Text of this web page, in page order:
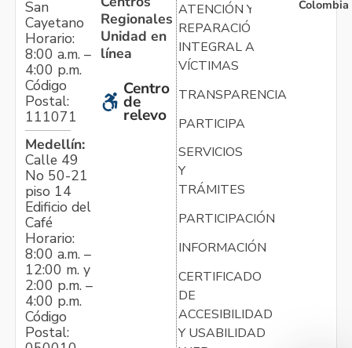
San
Cayetano
Horario:
8:00 a.m. –
4:00 p.m.
Código
Postal:
111071
Medellín:
Calle 49
No 50-21
piso 14
Edificio del
Café
Horario:
8:00 a.m. –
12:00 m. y
2:00 p.m. –
4:00 p.m.
Código
Postal:
Regionales
Unidad en
línea
Centro
de
relevo
ATENCIÓN Y
REPARACIÓN
INTEGRAL A
VÍCTIMAS
TRANSPARENCIA
PARTICIPA
SERVICIOS
Y
TRÁMITES
PARTICIPACIÓN
INFORMACIÓN
CERTIFICADO
DE
ACCESIBILIDAD
Y USABILIDAD
Colombia